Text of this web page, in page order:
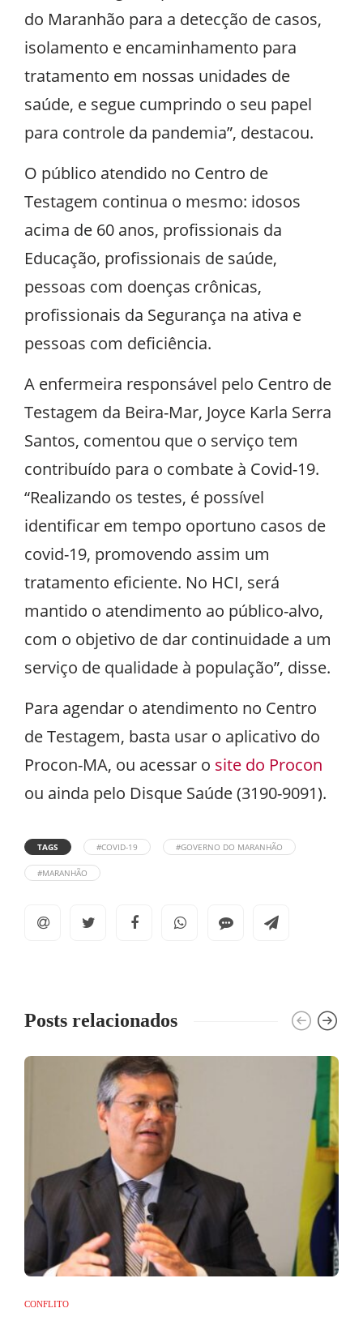
do Maranhão para a detecção de casos,
isolamento e encaminhamento para
tratamento em nossas unidades de
saúde, e segue cumprindo o seu papel
para controle da pandemia”, destacou.
O público atendido no Centro de
Testagem continua o mesmo: idosos
acima de 60 anos, profissionais da
Educação, profissionais de saúde,
pessoas com doenças crônicas,
profissionais da Segurança na ativa e
pessoas com deficiência.
A enfermeira responsável pelo Centro de
Testagem da Beira-Mar, Joyce Karla Serra
Santos, comentou que o serviço tem
contribuído para o combate à Covid-19.
“Realizando os testes, é possível
identificar em tempo oportuno casos de
covid-19, promovendo assim um
tratamento eficiente. No HCI, será
mantido o atendimento ao público-alvo,
com o objetivo de dar continuidade a um
serviço de qualidade à população”, disse.
Para agendar o atendimento no Centro
de Testagem, basta usar o aplicativo do
Procon-MA, ou acessar o site do Procon
ou ainda pelo Disque Saúde (3190-9091).
TAGS #COVID-19 #GOVERNO DO MARANHÃO
#MARANHÃO
Posts relacionados
CONFLITO